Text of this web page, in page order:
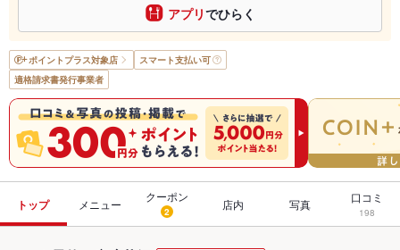
アプリでひらく
ポイントプラス対象店
スマート支払い可
適格請求書発行事業者
トップ メニュー
クーポン
2 店内 写真 口コミ
198